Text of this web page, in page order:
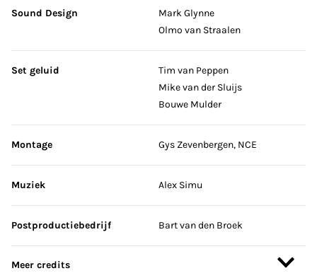
Sound Design
Mark Glynne
Olmo van Straalen
Set geluid
Tim van Peppen
Mike van der Sluijs
Bouwe Mulder
Montage Gys Zevenbergen, NCE
Muziek Alex Simu
Postproductiebedrijf Bart van den Broek
Meer credits